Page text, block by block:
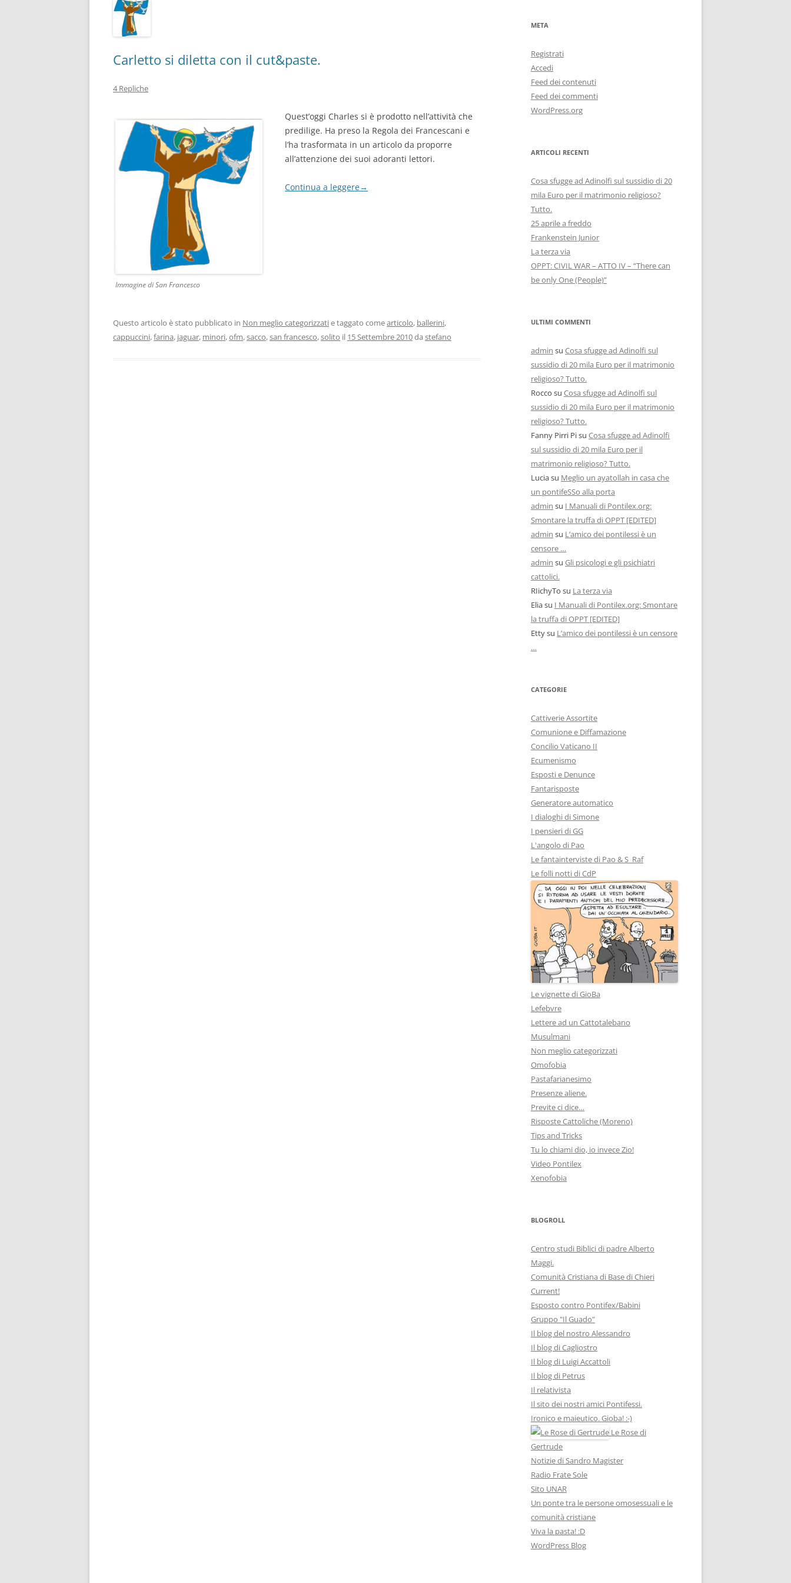
Carletto si diletta con il cut&paste.
4 Repliche
Immagine di San Francesco
Quest’oggi Charles si è prodotto nell’attività che
predilige. Ha preso la Regola dei Francescani e
l’ha trasformata in un articolo da proporre
all’attenzione dei suoi adoranti lettori.
Continua a leggere→
Questo articolo è stato pubblicato in Non meglio categorizzatie taggato comearticolo, ballerini,
cappuccini,farina, jaguar, minori,ofm,sacco,san francesco,solito il 15 Settembre 2010da stefano
META
Registrati
Accedi
Feed dei contenuti
Feed dei commenti
WordPress.org
ARTICOLI RECENTI
Cosa sfugge ad Adinolfi sul sussidio di 20
mila Euro per il matrimonio religioso?
Tutto.
25 aprile a freddo
Frankenstein Junior
La terza via
OPPT: CIVIL WAR – ATTO IV – “There can
be only One (People)”
ULTIMI COMMENTI
admin su Cosa sfugge ad Adinolfi sul
sussidio di 20 mila Euro per il matrimonio
religioso? Tutto.
Rocco su Cosa sfugge ad Adinolfi sul
sussidio di 20 mila Euro per il matrimonio
religioso? Tutto.
Fanny Pirri Pisu Cosa sfugge ad Adinolfi
sul sussidio di 20 mila Euro per il
matrimonio religioso? Tutto.
Luciasu Meglio un ayatollah in casa che
un pontifeSSo alla porta
admin su I Manuali di Pontilex.org:
Smontare la truffa di OPPT [EDITED]
admin su L’amico dei pontilessi è un
censore …
admin su Gli psicologi e gli psichiatri
cattolici.
RIichyTo su La terza via
Eliasu I Manuali di Pontilex.org: Smontare
la truffa di OPPT [EDITED]
Ettysu L’amico dei pontilessi è un censore
…
CATEGORIE
Cattiverie Assortite
Comunione e Diffamazione
Concilio Vaticano II
Ecumenismo
Esposti e Denunce
Fantarisposte
Generatore automatico
I dialoghi di Simone
I pensieri di GG
L'angolo di Pao
Le fantainterviste di Pao & S_Raf
Le folli notti di CdP
Le vignette di GioBa
Lefebvre
Lettere ad un Cattotalebano
Musulmani
Non meglio categorizzati
Omofobia
Pastafarianesimo
Presenze aliene.
Previte ci dice…
Risposte Cattoliche (Moreno)
Tips and Tricks
Tu lo chiami dio, io invece Zio!
Video Pontilex
Xenofobia
BLOGROLL
Centro studi Biblici di padre Alberto
Maggi.
Comunità Cristiana di Base di Chieri
Current!
Esposto contro Pontifex/Babini
Gruppo "Il Guado"
Il blog del nostro Alessandro
Il blog di Cagliostro
Il blog di Luigi Accattoli
Il blog di Petrus
Il relativista
Il sito dei nostri amici Pontifessi.
Ironico e maieutico. Gioba! :-)
Le Rose di
Gertrude
Notizie di Sandro Magister
Radio Frate Sole
Sito UNAR
Un ponte tra le persone omosessuali e le
comunità cristiane
Viva la pasta! :D
WordPress Blog